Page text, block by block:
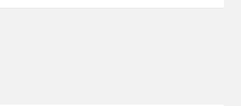
und gewährt
den finalen
Start-Ziel-
von bis zu 330
sehen kann.
werden.